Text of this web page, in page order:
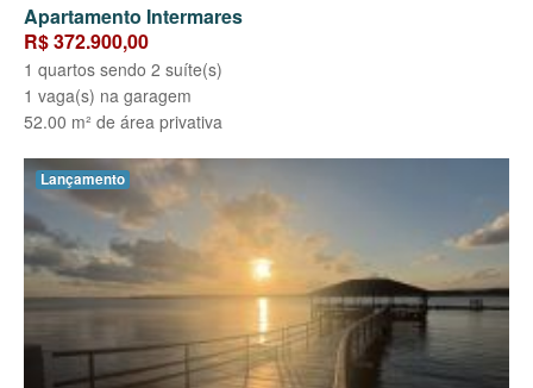
Apartamento Intermares
R$ 372.900,00
1 quartos sendo 2 suíte(s)
1 vaga(s) na garagem
52.00 m² de área privativa
Lançamento